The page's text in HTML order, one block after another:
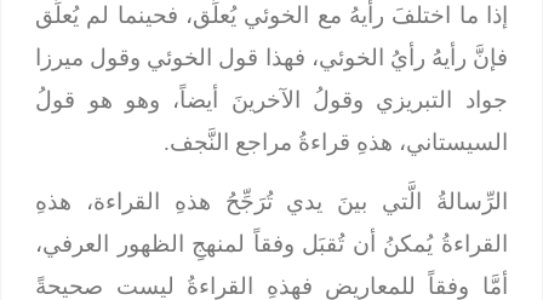
إذا ما اختلفَ رأيهُ مع الخوئي يُعلِّق، فحينما لم يُعلِّق
فإنَّ رأيهُ رأيُ الخوئي، فهذا قول الخوئي وقول ميرزا
جواد التبريزي وقولُ الآخرينَ أيضاً، وهو هو قولُ
السيستاني، هذهِ قراءةُ مراجع النَّجف.
الرِّسالةُ الَّتي بينَ يدي تُرَجِّحُ هذهِ القراءة، هذهِ
القراءةُ يُمكنُ أن تُقبَل وفقاً لمنهجِ الظهور العرفي،
أمَّا وفقاً للمعاريض فهذهِ القراءةُ ليست صحيحةً